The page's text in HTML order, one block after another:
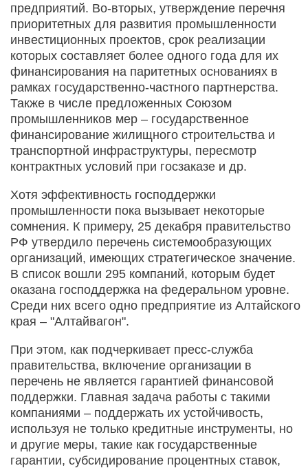
предприятий. Во-вторых, утверждение перечня
приоритетных для развития промышленности
инвестиционных проектов, срок реализации
которых составляет более одного года для их
финансирования на паритетных основаниях в
рамках государственно-частного партнерства.
Также в числе предложенных Союзом
промышленников мер – государственное
финансирование жилищного строительства и
транспортной инфраструктуры, пересмотр
контрактных условий при госзаказе и др.
Хотя эффективность господдержки
промышленности пока вызывает некоторые
сомнения. К примеру, 25 декабря правительство
РФ утвердило перечень системообразующих
организаций, имеющих стратегическое значение.
В список вошли 295 компаний, которым будет
оказана господдержка на федеральном уровне.
Среди них всего одно предприятие из Алтайского
края – "Алтайвагон".
При этом, как подчеркивает пресс-служба
правительства, включение организации в
перечень не является гарантией финансовой
поддержки. Главная задача работы с такими
компаниями – поддержать их устойчивость,
используя не только кредитные инструменты, но
и другие меры, такие как государственные
гарантии, субсидирование процентных ставок,